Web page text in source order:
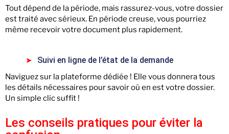
Tout dépend de la période, mais rassurez-vous, votre dossier
est traité avec sérieux. En période creuse, vous pourriez
même recevoir votre document plus rapidement.
Suivi en ligne de l’état de la demande
Naviguez sur la plateforme dédiée ! Elle vous donnera tous
les détails nécessaires pour savoir où en est votre dossier.
Un simple clic suffit !
Les conseils pratiques pour éviter la